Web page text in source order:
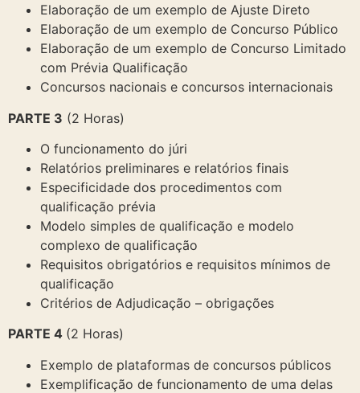
Elaboração de um exemplo de Ajuste Direto
Elaboração de um exemplo de Concurso Público
Elaboração de um exemplo de Concurso Limitado
com Prévia Qualificação
Concursos nacionais e concursos internacionais
PARTE 3 (2 Horas)
O funcionamento do júri
Relatórios preliminares e relatórios finais
Especificidade dos procedimentos com
qualificação prévia
Modelo simples de qualificação e modelo
complexo de qualificação
Requisitos obrigatórios e requisitos mínimos de
qualificação
Critérios de Adjudicação – obrigações
PARTE 4 (2 Horas)
Exemplo de plataformas de concursos públicos
Exemplificação de funcionamento de uma delas